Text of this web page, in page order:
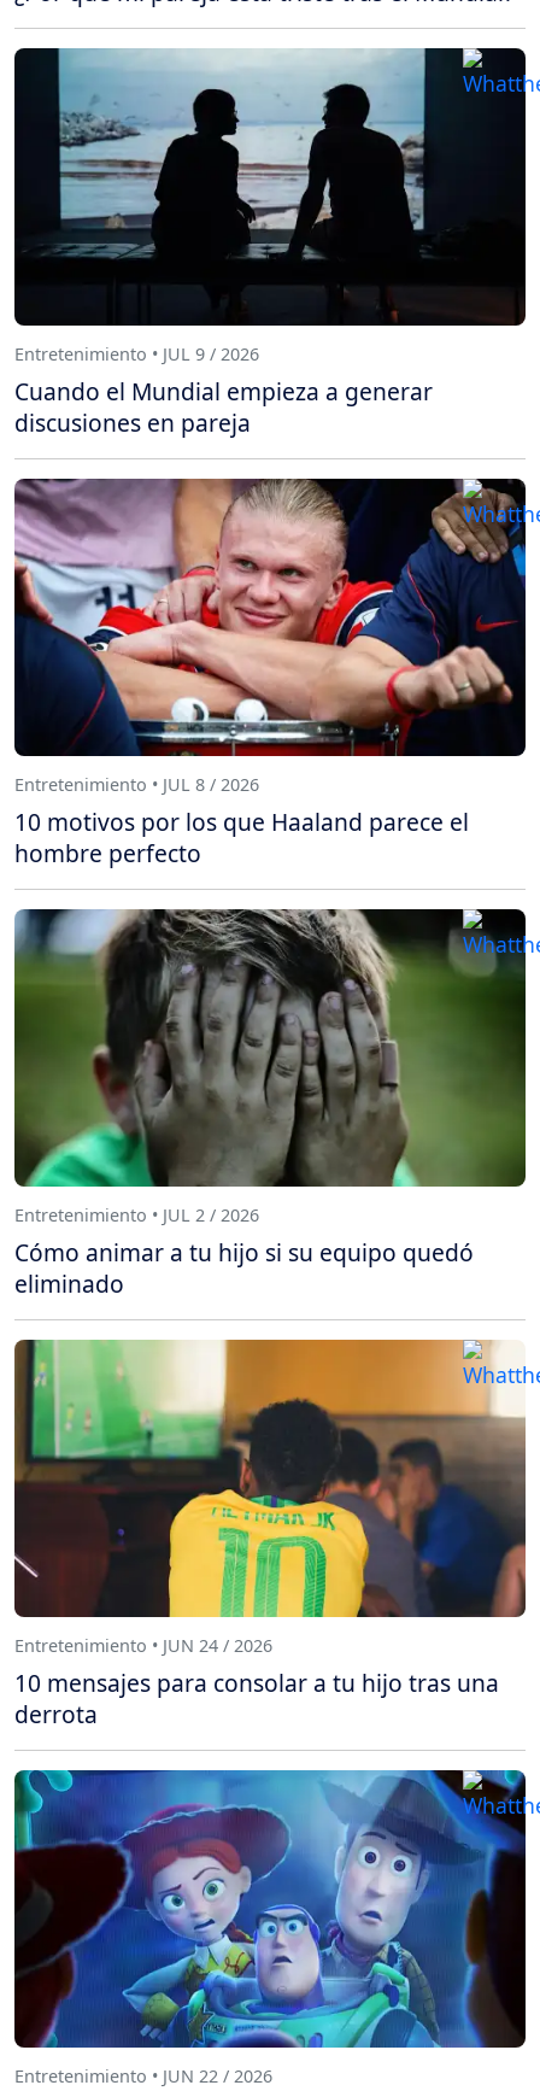
Entretenimiento • JUL 9 / 2026
Cuando el Mundial empieza a generar
discusiones en pareja
Entretenimiento • JUL 8 / 2026
10 motivos por los que Haaland parece el
hombre perfecto
Entretenimiento • JUL 2 / 2026
Cómo animar a tu hijo si su equipo quedó
eliminado
Entretenimiento • JUN 24 / 2026
10 mensajes para consolar a tu hijo tras una
derrota
Entretenimiento • JUN 22 / 2026